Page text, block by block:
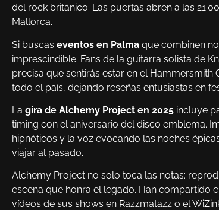
del rock británico. Las puertas abren a las
Mallorca.
Si buscas eventos en Palma que combinen
imprescindible. Fans de la guitarra solista de
precisa que sentirás estar en el
todo el país, dejando reseñas entusiastas en
La gira de Alchemy Project en 2025 incluye
timing con el aniversario del disco emblema.
hipnóticos y la voz evocando las noches
viajar al pasado.
Alchemy Project no solo toca las notas:
escena que honra el legado. Han compartido
vídeos de sus shows en Razzmatazz o el